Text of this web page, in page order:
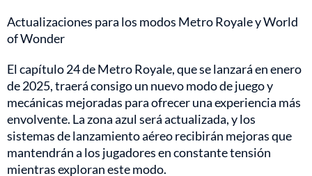
Actualizaciones para los modos Metro Royale y World
of Wonder
El capítulo 24 de Metro Royale, que se lanzará en enero
de 2025, traerá consigo un nuevo modo de juego y
mecánicas mejoradas para ofrecer una experiencia más
envolvente. La zona azul será actualizada, y los
sistemas de lanzamiento aéreo recibirán mejoras que
mantendrán a los jugadores en constante tensión
mientras exploran este modo.